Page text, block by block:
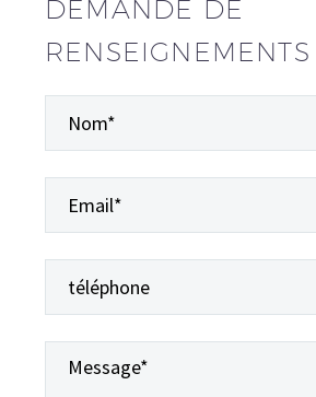
DEMANDE DE
RENSEIGNEMENTS